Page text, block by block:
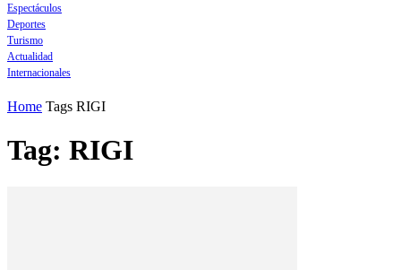
Espectáculos
Deportes
Turismo
Actualidad
Internacionales
Home Tags RIGI
Tag: RIGI